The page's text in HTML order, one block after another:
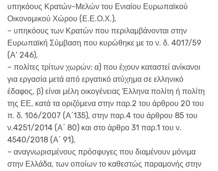
υπηκόους Κρατών-Μελών του Ενιαίου Ευρωπαϊκού
Οικονομικού Χώρου (Ε.Ε.Ο.Χ.),
– υπηκόους των Κρατών που περιλαμβάνονται στην
Ευρωπαϊκή Σύμβαση που κυρώθηκε με το ν. δ. 4017/59
(Α’ 246),
– πολίτες τρίτων χωρών: α) που έχουν καταστεί ανίκανοι
για εργασία μετά από εργατικό ατύχημα σε ελληνικό
έδαφος, β) είναι μέλη οικογένειας Έλληνα πολίτη ή πολίτη
της ΕΕ, κατά τα οριζόμενα στην παρ.2 του άρθρου 20 του
π. δ. 106/2007 (Α΄135), στην παρ.4 του άρθρου 85 του
ν.4251/2014 (Α΄ 80) και στο άρθρο 31 παρ.1 του ν.
4540/2018 (Α΄ 91),
– αναγνωρισμένους πρόσφυγες που διαμένουν μόνιμα
στην Ελλάδα, των οποίων το καθεστώς παραμονής στην